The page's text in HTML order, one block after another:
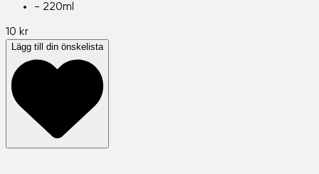
- 220ml
10 kr
Lägg till din önskelista